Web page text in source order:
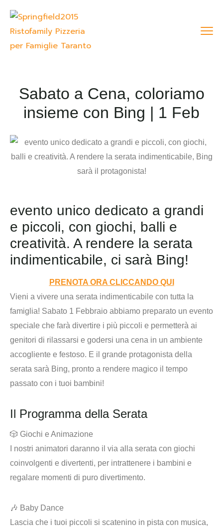
Sabato a Cena, coloriamo
insieme con Bing | 1 Feb
evento unico dedicato a grandi
e piccoli, con giochi, balli e
creatività. A rendere la serata
indimenticabile, ci sarà Bing!
PRENOTA ORA CLICCANDO QUI
Vieni a vivere una serata indimenticabile con tutta la
famiglia! Sabato 1 Febbraio abbiamo preparato un evento
speciale che farà divertire i più piccoli e permetterà ai
genitori di rilassarsi e godersi una cena in un ambiente
accogliente e festoso. E il grande protagonista della
serata sarà Bing, pronto a rendere magico il tempo
passato con i tuoi bambini!
Il Programma della Serata
🎲 Giochi e Animazione
I nostri animatori daranno il via alla serata con giochi
coinvolgenti e divertenti, per intrattenere i bambini e
regalare momenti di puro divertimento.
🎶 Baby Dance
Lascia che i tuoi piccoli si scatenino in pista con musica,